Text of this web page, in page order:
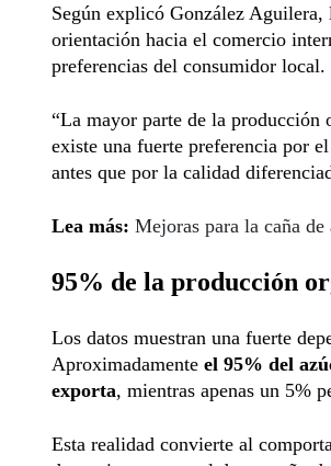
Según explicó González Aguilera,
orientación hacia el comercio
preferencias del consumidor local.
“La mayor parte de la producción
existe una fuerte preferencia por
antes que por la calidad
Lea más: Mejoras para la caña de
95% de la producción
Los datos muestran una fuerte
Aproximadamente el 95% del
exporta, mientras apenas un 5%
Esta realidad convierte al